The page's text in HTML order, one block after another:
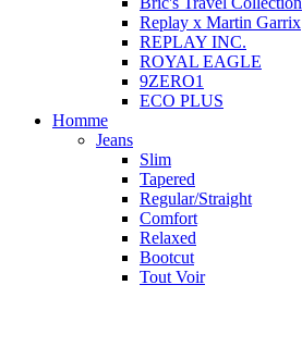
Replay x Martin Garrix
REPLAY INC.
ROYAL EAGLE
9ZERO1
ECO PLUS
Homme
Jeans
Slim
Tapered
Regular/Straight
Comfort
Relaxed
Bootcut
Tout Voir